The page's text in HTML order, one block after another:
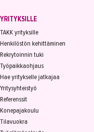
YRITYKSILLE
TAKK yrityksille
Henkilöstön kehittäminen
Rekrytoinnin tuki
Työpaikkaohjaus
Hae yritykselle jatkajaa
Yritysyhteistyö
Referenssit
Konepajakoulu
Tilavuokra